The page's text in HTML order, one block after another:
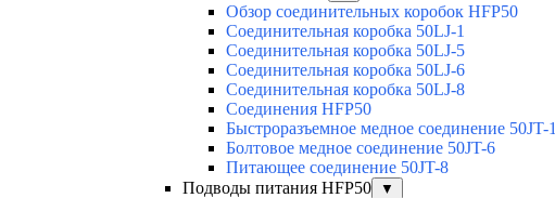
Обзор соединительных коробок HFP50
Соединительная коробка 50LJ-1
Соединительная коробка 50LJ-5
Соединительная коробка 50LJ-6
Соединительная коробка 50LJ-8
Соединения HFP50
Быстроразъемное медное соединение 50JT-1
Болтовое медное соединение 50JT-6
Питающее соединение 50JT-8
Подводы питания HFP50
▼